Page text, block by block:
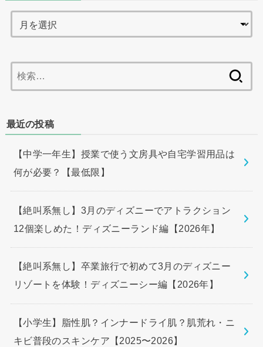
索:
最近の投稿
【中学一年生】授業で使う文房具や自宅学習用品は
何が必要？【最低限】
【絶叫系無し】3月のディズニーでアトラクション
12個楽しめた！ディズニーランド編【2026年】
【絶叫系無し】卒業旅行で初めて3月のディズニー
リゾートを体験！ディズニーシー編【2026年】
【小学生】脂性肌？インナードライ肌？肌荒れ・ニ
キビ普段のスキンケア【2025〜2026】